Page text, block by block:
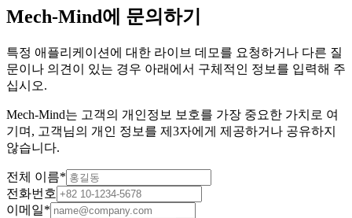
Mech-Mind에 문의하기
특정 애플리케이션에 대한 라이브 데모를 요청하거나 다른 질
문이나 의견이 있는 경우 아래에서 구체적인 정보를 입력해 주
십시오.
Mech-Mind는 고객의 개인정보 보호를 가장 중요한 가치로 여
기며, 고객님의 개인 정보를 제3자에게 제공하거나 공유하지
않습니다.
전체 이름*
전화번호
이메일*